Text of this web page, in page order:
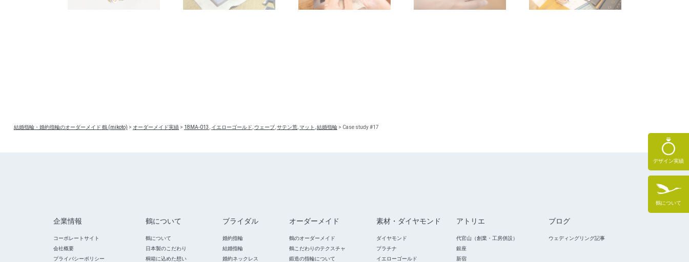
デザイン実績
鶴について
結婚指輪・婚約指輪のオーダーメイド 鶴 (mikoto) > オーダーメイド実績> 18MA-013 イエローゴールド ウェーブ, サテン荒, マット 結婚指輪> Case study #17
企業情報
コーポレートサイト
会社概要
プライバシーポリシー
鶴について
鶴について
日本製のこだわり
桐箱に込めた想い
ブライダル
婚約指輪
結婚指輪
婚約ネックレス
オーダーメイド
鶴のオーダーメイド
鶴こだわりのテクスチャ
鍛造の指輪について
素材・ダイヤモンド
ダイヤモンド
プラチナ
イエローゴールド
アトリエ
代官山（創業・工房併設）
銀座
新宿
ブログ
ウェディングリング記事